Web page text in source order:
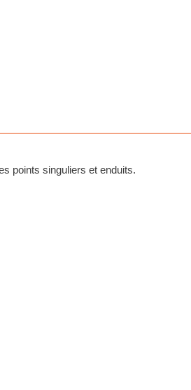
points singuliers et enduits.